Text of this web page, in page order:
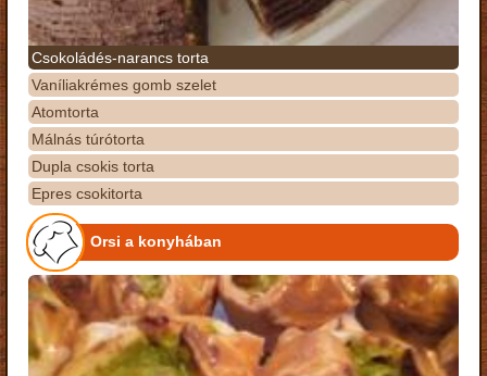
Csokoládés-narancs torta
Vaníliakrémes gomb szelet
Atomtorta
Málnás túrótorta
Dupla csokis torta
Epres csokitorta
Orsi a konyhában